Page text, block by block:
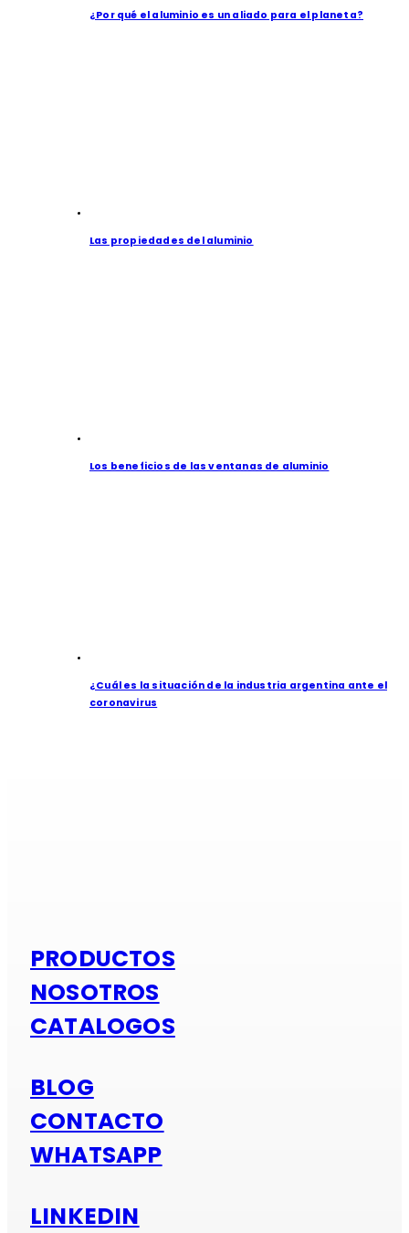
¿Por qué el aluminio es un aliado para el planeta?
Las propiedades del aluminio
Los beneficios de las ventanas de aluminio
¿Cuál es la situación de la industria argentina ante el
coronavirus
PRODUCTOS
NOSOTROS
CATALOGOS
BLOG
CONTACTO
WHATSAPP
LINKEDIN